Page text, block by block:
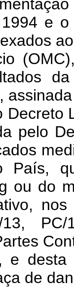
e
Decreto
pelo
País,
ou do
13,
e desta
de